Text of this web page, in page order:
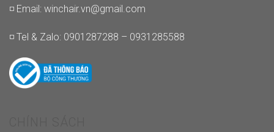
◽ Email: winchair.vn@gmail.com
◽ Tel & Zalo: 0901287288 – 0931285588